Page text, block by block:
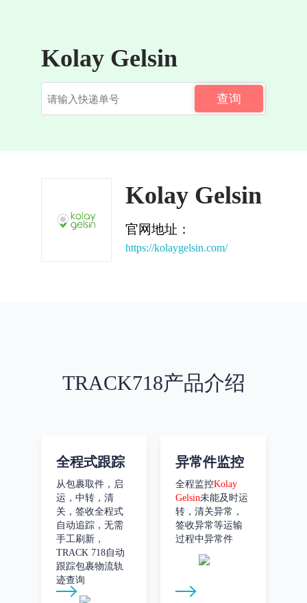
Kolay Gelsin
查询
Kolay Gelsin
官网地址：
https://kolaygelsin.com/
TRACK718产品介绍
全程式跟踪
从包裹取件，启
运，中转，清
关，签收全程式
自动追踪，无需
手工刷新，
TRACK 718自动
跟踪包裹物流轨
迹查询
异常件监控
全程监控Kolay
Gelsin未能及时运
转，清关异常，
签收异常等运输
过程中异常件